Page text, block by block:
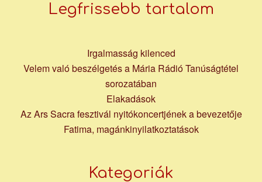
Legfrissebb tartalom
Irgalmasság kilenced
Velem való beszélgetés a Mária Rádió Tanúságtétel
sorozatában
Elakadások
Az Ars Sacra fesztivál nyitókoncertjének a bevezetője
Fatima, magánkinyilatkoztatások
Kategoriák